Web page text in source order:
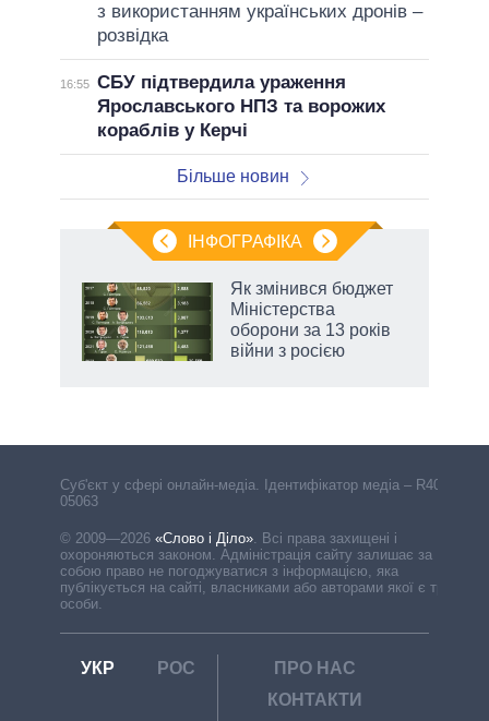
з використанням українських дронів –
розвідка
16:55 СБУ підтвердила ураження
Ярославського НПЗ та ворожих
кораблів у Керчі
Більше новин
ІНФОГРАФІКА
Як змінився бюджет
Міністерства
оборони за 13 років
війни з росією
Cуб'єкт у сфері онлайн-медіа. Ідентифікатор медіа – R40-
05063
© 2009—2026 «Слово і Діло». Всі права захищені і
охороняються законом. Адміністрація сайту залишає за
собою право не погоджуватися з інформацією, яка
публікується на сайті, власниками або авторами якої є треті
особи.
УКР РОС
ПРО НАС
КОНТАКТИ